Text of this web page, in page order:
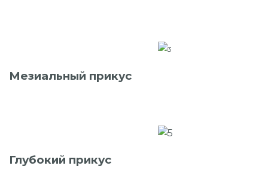
Мезиальный прикус
Глубокий прикус